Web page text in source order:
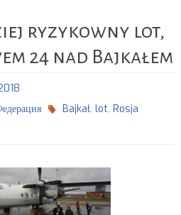
ryzykowny lot,
24 nad Bajkałem
Bajkał, lot, Rosja